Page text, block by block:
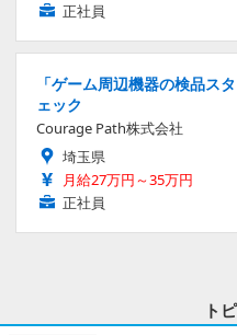
正社員
「ゲーム周辺機器の検品ス
ェック
Courage Path株式会社
埼玉県
月給27万円～35万円
正社員
ト